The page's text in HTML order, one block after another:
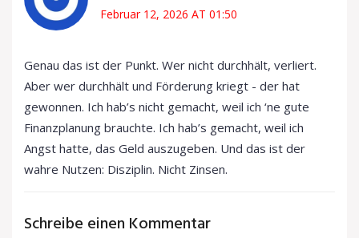
Februar 12, 2026 AT 01:50
Genau das ist der Punkt. Wer nicht durchhält, verliert.
Aber wer durchhält und Förderung kriegt - der hat
gewonnen. Ich hab’s nicht gemacht, weil ich ‘ne gute
Finanzplanung brauchte. Ich hab’s gemacht, weil ich
Angst hatte, das Geld auszugeben. Und das ist der
wahre Nutzen: Disziplin. Nicht Zinsen.
Schreibe einen Kommentar